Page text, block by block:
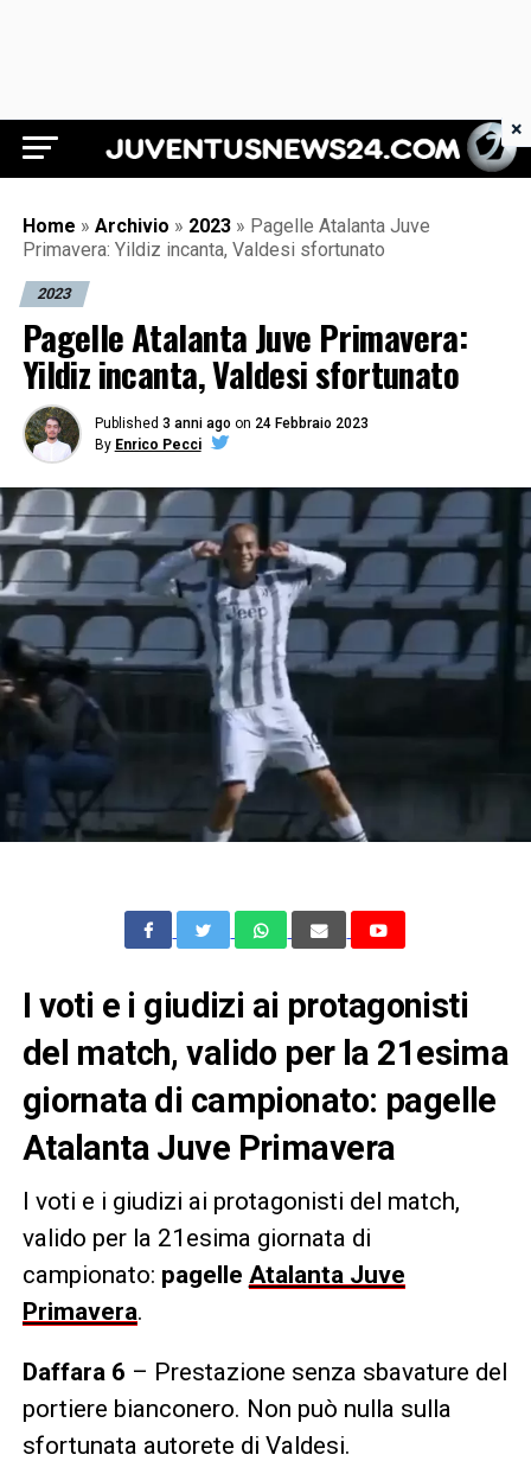
Juventus News 24
Home » Archivio » 2023 » Pagelle Atalanta Juve
Primavera: Yildiz incanta, Valdesi sfortunato
2023
Pagelle Atalanta Juve Primavera:
Yildiz incanta, Valdesi sfortunato
Published 3 anni ago on 24 Febbraio 2023
By Enrico Pecci
I voti e i giudizi ai protagonisti
del match, valido per la 21esima
giornata di campionato: pagelle
Atalanta Juve Primavera
I voti e i giudizi ai protagonisti del match,
valido per la 21esima giornata di
campionato: pagelle Atalanta Juve
Primavera.
Daffara 6 – Prestazione senza sbavature del
portiere bianconero. Non può nulla sulla
sfortunata autorete di Valdesi.
×